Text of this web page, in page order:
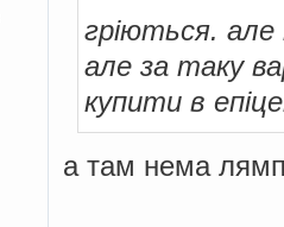
гріються.
але за таку
купити в
а там нема лямп